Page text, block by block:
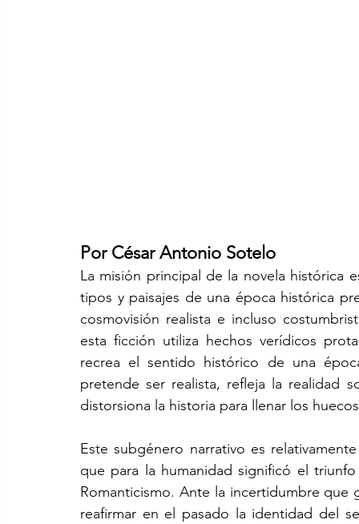
Por César Antonio Sotelo
La misión principal de la novela histórica
tipos y paisajes de una época histórica
cosmovisión realista e incluso
esta ficción utiliza hechos verídicos
recrea el sentido histórico de una
pretende ser realista, refleja la realidad
distorsiona la historia para llenar los
Este subgénero narrativo es
que para la humanidad significó el
Romanticismo. Ante la incertidumbre que
reafirmar en el pasado la identidad del